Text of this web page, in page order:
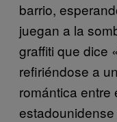
barrio,
juegan a la
graffiti que dice
refiriéndose a
romántica entre